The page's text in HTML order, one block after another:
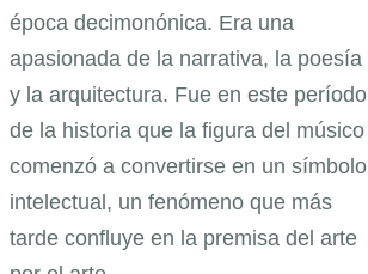
época decimonónica. Era una
apasionada de la narrativa, la poesía
y la arquitectura. Fue en este período
de la historia que la figura del músico
comenzó a convertirse en un símbolo
intelectual, un fenómeno que más
tarde confluye en la premisa del arte